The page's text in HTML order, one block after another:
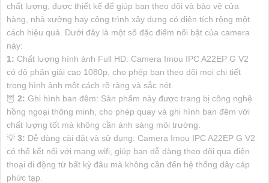
chất lượng, được thiết kế để giúp bạn theo dõi và bảo vệ cửa
hàng, nhà xưởng hay công trình xây dựng có diện tích rộng một
cách hiệu quả. Dưới đây là một số đặc điểm nổi bật của camera
này:
1: Chất lượng hình ảnh Full HD: Camera Imou IPC A22EP G V2
có độ phân giải cao 1080p, cho phép bạn theo dõi mọi chi tiết
trong hình ảnh một cách rõ ràng và sắc nét.
🦉 2: Ghi hình ban đêm: Sản phẩm này được trang bị công nghệ
hồng ngoại thông minh, cho phép quay và ghi hình ban đêm với
chất lượng tốt mà không cần ánh sáng môi trường.
💡 3: Dễ dàng cài đặt và sử dụng: Camera Imou IPC A22EP G V2
có thể kết nối với mạng wifi, giúp bạn dễ dàng theo dõi qua điện
thoại di động từ bất kỳ đâu mà không cần đến hệ thống dây cáp
phức tạp.